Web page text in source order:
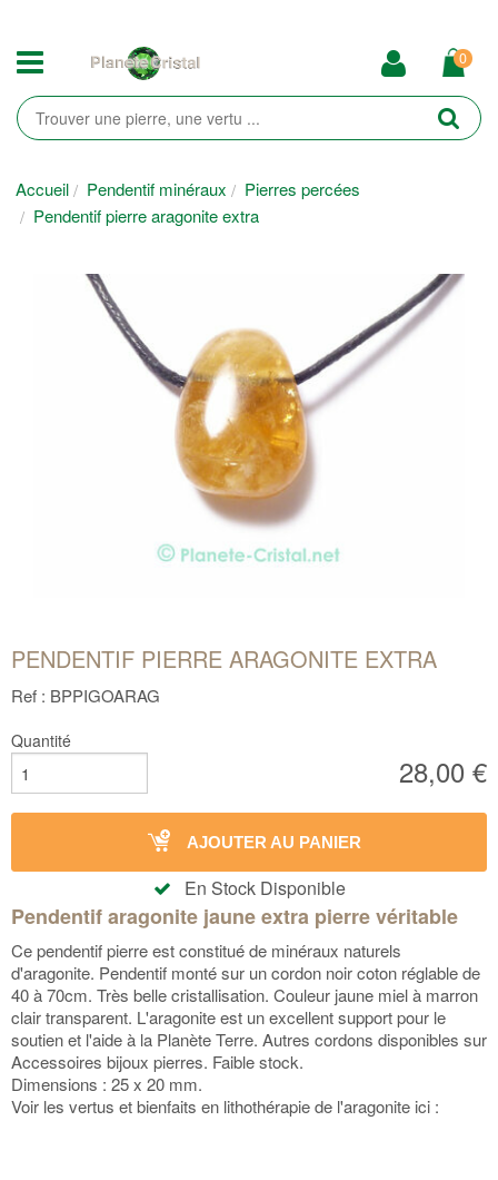
0
Accueil Pendentif minéraux
Pierres percées
Pendentif pierre aragonite extra
PENDENTIF PIERRE ARAGONITE EXTRA
Ref : BPPIGOARAG
Quantité
28,00 €
AJOUTER AU PANIER
En Stock Disponible
Pendentif aragonite jaune extra pierre véritable
Ce pendentif pierre est constitué de minéraux naturels
d'aragonite. Pendentif monté sur un cordon noir coton réglable de
40 à 70cm. Très belle cristallisation. Couleur jaune miel à marron
clair transparent. L'aragonite est un excellent support pour le
soutien et l'aide à la Planète Terre. Autres cordons disponibles sur
Accessoires bijoux pierres. Faible stock.
Dimensions : 25 x 20 mm.
Voir les vertus et bienfaits en lithothérapie de l'aragonite ici :